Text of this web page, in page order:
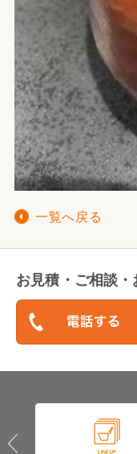
一覧へ戻る
お見積・ご相談